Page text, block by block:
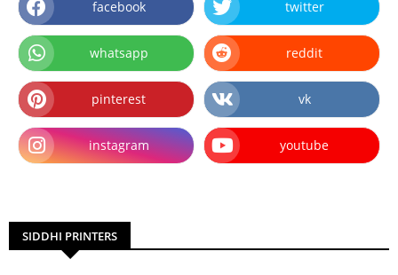
facebook twitter
whatsapp reddit
pinterest vk
instagram youtube
SIDDHI PRINTERS